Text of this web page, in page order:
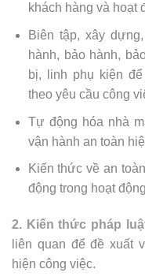
khách hàng và hoạt
Biên tập, xây
hành, bảo hành,
bị, linh phụ kiện
theo yêu cầu công
Tự động hóa nhà
vận hành an toàn
Kiến thức về an
động trong hoạt
2. Kiến thức pháp
liên quan để đề xuất
hiện công việc.